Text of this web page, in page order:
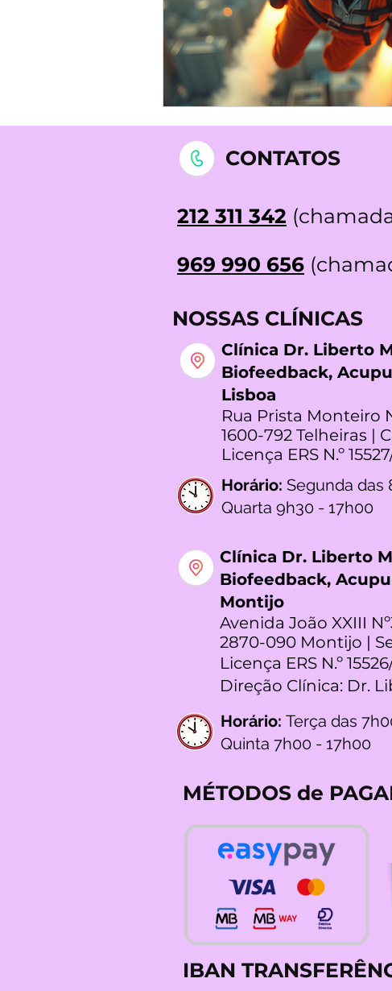
CONTATOS
212 311 342
969 990 656
NOSSAS CLÍNICAS
Clínica Dr. Liberto
Biofeedback,
Lisboa
Rua Prista Monteiro
1600-792 Telheiras |
Licença ERS N.º
Horário: Segunda das
Quarta 9h30 - 17h00
Clínica Dr. Liberto
Biofeedback,
Montijo
Avenida João XXIII
2870-090 Montijo |
Licença ERS N.º
Direção Clínica: Dr.
Horário: Terça das
Quinta 7h00 - 17h00
MÉTODOS de
IBAN